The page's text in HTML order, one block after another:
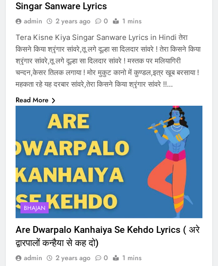
Singar Sanware Lyrics
admin 2 years ago 0 1 mins
Tera Kisne Kiya Singar Sanware Lyrics in Hindi तेरा
किसने किया श्रृंगार सांवरे,तू लगे दूल्हा सा दिलदार सांवरे ! तेरा किसने किया
श्रृंगार सांवरे,तू लगे दूल्हा सा दिलदार सांवरे ! मस्तक पर मलियागिरी
चन्दन,केसर तिलक लगाया ! मोर मुकुट कानो में कुण्डल,इत्र खूब बरसाया !
महकता रहे यह दरबार सांवरे,तेरा किसने किया श्रृंगार सांवरे !!…
Read More
BHAJAN
Are Dwarpalo Kanhaiya Se Kehdo Lyrics ( अरे
द्वारपालों कन्हैया से कह दो)
admin 2 years ago 0 1 mins